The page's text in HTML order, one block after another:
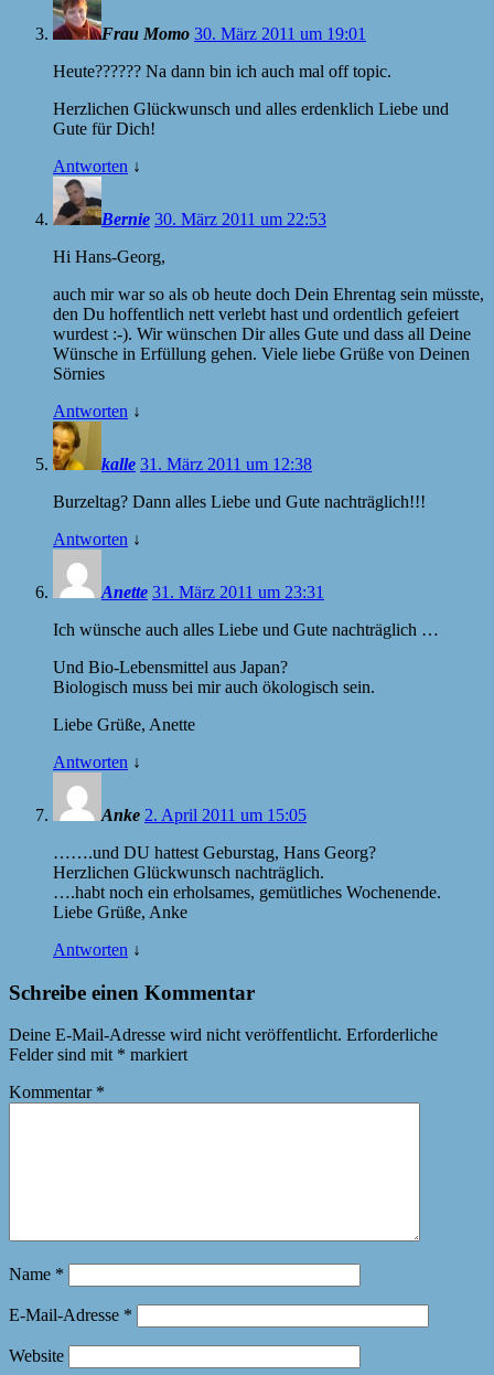
Frau Momo 30. März 2011 um 19:01
Heute?????? Na dann bin ich auch mal off topic.
Herzlichen Glückwunsch und alles erdenklich Liebe und
Gute für Dich!
Antworten ↓
Bernie 30. März 2011 um 22:53
Hi Hans-Georg,
auch mir war so als ob heute doch Dein Ehrentag sein müsste,
den Du hoffentlich nett verlebt hast und ordentlich gefeiert
wurdest :-). Wir wünschen Dir alles Gute und dass all Deine
Wünsche in Erfüllung gehen. Viele liebe Grüße von Deinen
Sörnies
Antworten ↓
kalle 31. März 2011 um 12:38
Burzeltag? Dann alles Liebe und Gute nachträglich!!!
Antworten ↓
Anette 31. März 2011 um 23:31
Ich wünsche auch alles Liebe und Gute nachträglich …
Und Bio-Lebensmittel aus Japan?
Biologisch muss bei mir auch ökologisch sein.
Liebe Grüße, Anette
Antworten ↓
Anke 2. April 2011 um 15:05
…….und DU hattest Geburstag, Hans Georg?
Herzlichen Glückwunsch nachträglich.
….habt noch ein erholsames, gemütliches Wochenende.
Liebe Grüße, Anke
Antworten ↓
Schreibe einen Kommentar
Deine E-Mail-Adresse wird nicht veröffentlicht. Erforderliche
Felder sind mit * markiert
Kommentar *
Name *
E-Mail-Adresse *
Website